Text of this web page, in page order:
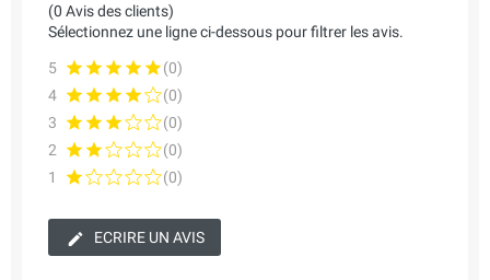
(0 Avis des clients)
Sélectionnez une ligne ci-dessous pour filtrer les avis.
5
(0)
4
(0)
3
(0)
2
(0)
1
(0)
ECRIRE UN AVIS